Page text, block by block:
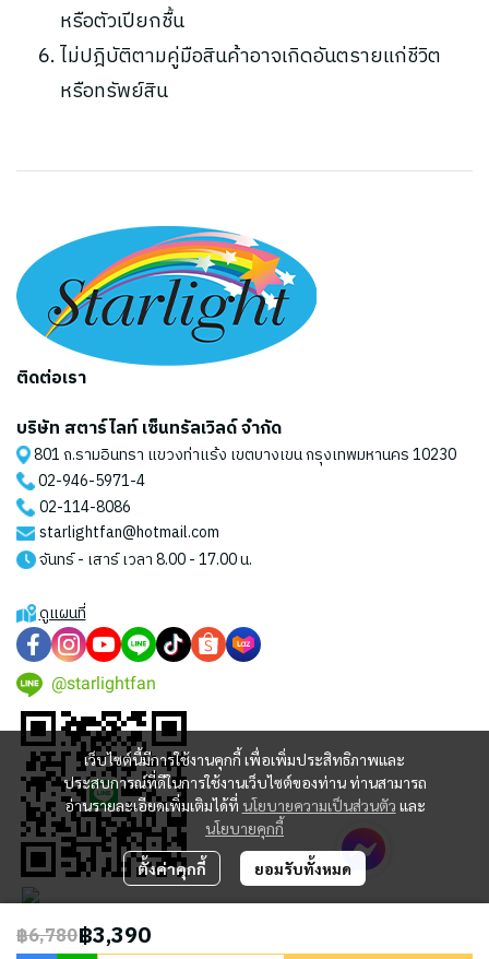
หรือตัวเปียกชื้น
ไม่ปฎิบัติตามคู่มือสินค้าอาจเกิดอันตรายแก่ชีวิต
หรือทรัพย์สิน
฿6,780฿3,390
เว็บไซต์นี้มีการใช้งานคุกกี้ เพื่อเพิ่มประสิทธิภาพและ
ประสบการณ์ที่ดีในการใช้งานเว็บไซต์ของท่าน ท่านสามารถ
อ่านรายละเอียดเพิ่มเติมได้ที่ นโยบายความเป็นส่วนตัว และ
นโยบายคุกกี้
ตั้งค่าคุกกี้ ยอมรับทั้งหมด
ติดต่อเรา
บริษัท สตาร์ไลท์ เซ็นทรัลเวิลด์ จำกัด
801 ถ.รามอินทรา แขวงท่าแร้ง เขตบางเขน กรุงเทพมหานคร 10230
02-946-5971-4
02-114-8086
starlightfan@hotmail.com
จันทร์ - เสาร์ เวลา 8.00 - 17.00 น.
ดูแผนที่
@starlightfan